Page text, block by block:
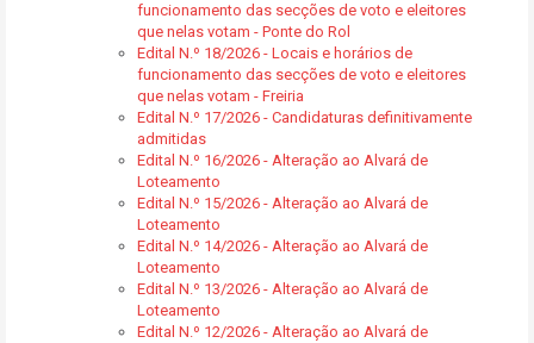
funcionamento das secções de voto e eleitores
que nelas votam - Ponte do Rol
Edital N.º 18/2026 - Locais e horários de
funcionamento das secções de voto e eleitores
que nelas votam - Freiria
Edital N.º 17/2026 - Candidaturas definitivamente
admitidas
Edital N.º 16/2026 - Alteração ao Alvará de
Loteamento
Edital N.º 15/2026 - Alteração ao Alvará de
Loteamento
Edital N.º 14/2026 - Alteração ao Alvará de
Loteamento
Edital N.º 13/2026 - Alteração ao Alvará de
Loteamento
Edital N.º 12/2026 - Alteração ao Alvará de